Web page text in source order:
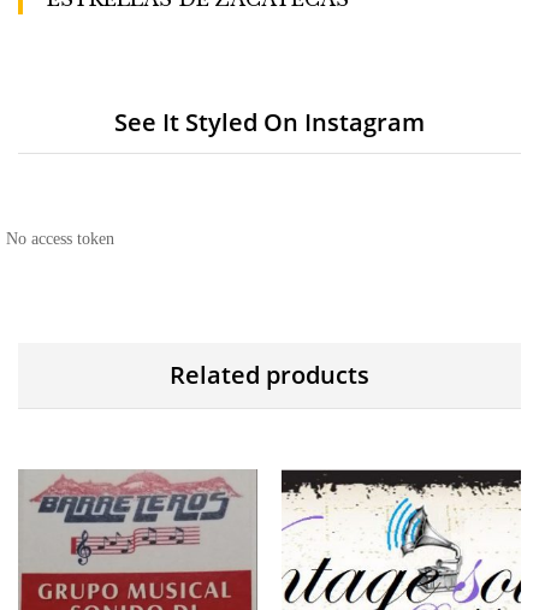
See It Styled On Instagram
No access token
Related products